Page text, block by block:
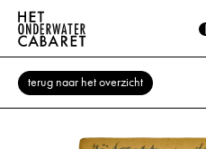
terug naar het overzicht